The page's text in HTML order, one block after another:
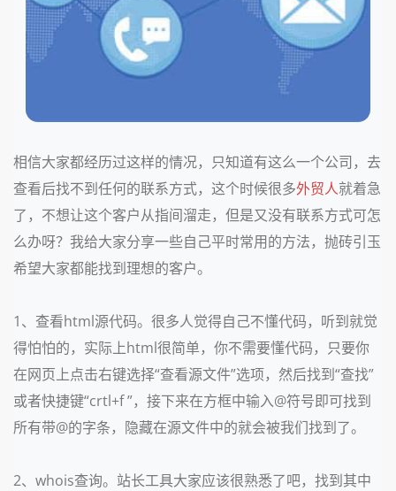
相信大家都经历过这样的情况，只知道有这么一个公司，去
查看后找不到任何的联系方式，这个时候很多外贸人就着急
了，不想让这个客户从指间溜走，但是又没有联系方式可怎
么办呀？我给大家分享一些自己平时常用的方法，抛砖引玉
希望大家都能找到理想的客户。
1、查看html源代码。很多人觉得自己不懂代码，听到就觉
得怕怕的，实际上html很简单，你不需要懂代码，只要你
在网页上点击右键选择“查看源文件”选项，然后找到“查找”
或者快捷键“crtl+f ”，接下来在方框中输入@符号即可找到
所有带@的字条，隐藏在源文件中的就会被我们找到了。
2、whois查询。站长工具大家应该很熟悉了吧，找到其中